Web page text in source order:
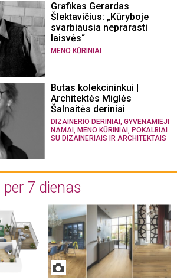
Grafikas Gerardas
Šlektavičius: „Kūryboje
svarbiausia neprarasti
laisvės“
MENO KŪRINIAI
Butas kolekcininkui |
Architektės Miglės
Šalnaitės deriniai
DIZAINERIO DERINIAI , GYVENAMIEJI
NAMAI , MENO KŪRINIAI , POKALBIAI
SU DIZAINERIAIS IR ARCHITEKTAIS
7 dienas